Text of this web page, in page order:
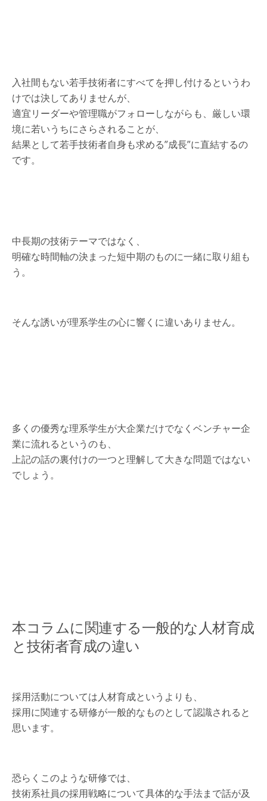
入社間もない若手技術者にすべてを押し付けるというわ
けでは決してありませんが、
適宜リーダーや管理職がフォローしながらも、厳しい環
境に若いうちにさらされることが、
結果として若手技術者自身も求める”成長”に直結するの
です。
中長期の技術テーマではなく、
明確な時間軸の決まった短中期のものに一緒に取り組も
う。
そんな誘いが理系学生の心に響くに違いありません。
多くの優秀な理系学生が大企業だけでなくベンチャー企
業に流れるというのも、
上記の話の裏付けの一つと理解して大きな問題ではない
でしょう。
本コラムに関連する一般的な人材育成
と技術者育成の違い
採用活動については人材育成というよりも、
採用に関連する研修が一般的なものとして認識されると
思います。
恐らくこのような研修では、
技術系社員の採用戦略について具体的な手法まで話が及